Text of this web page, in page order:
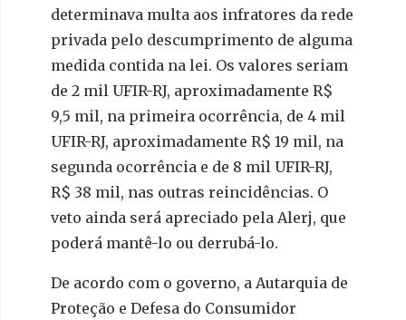
determinava multa aos infratores da rede
privada pelo descumprimento de alguma
medida contida na lei. Os valores seriam
de 2 mil UFIR-RJ, aproximadamente R$
9,5 mil, na primeira ocorrência, de 4 mil
UFIR-RJ, aproximadamente R$ 19 mil, na
segunda ocorrência e de 8 mil UFIR-RJ,
R$ 38 mil, nas outras reincidências. O
veto ainda será apreciado pela Alerj, que
poderá mantê-lo ou derrubá-lo.
De acordo com o governo, a Autarquia de
Proteção e Defesa do Consumidor